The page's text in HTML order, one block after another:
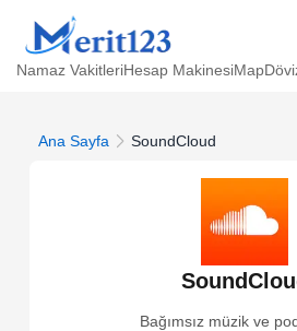
Namaz VakitleriHesap MakinesiMap
Ana Sayfa SoundCloud
Bağımsız müzik ve